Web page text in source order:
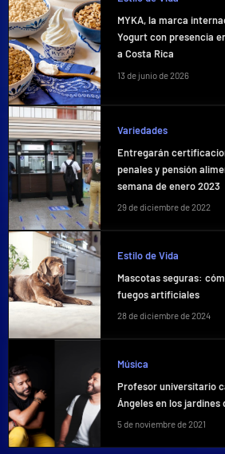
MYKA, la marca
Yogurt con presencia
a Costa Rica
13 de junio de 2026
Variedades
Entregarán
penales y pensión
semana de enero 2023
29 de diciembre de 2022
Estilo de Vida
Mascotas seguras:
fuegos artificiales
28 de diciembre de 2024
Música
Profesor universitario
Ángeles en los jardines
5 de noviembre de 2021